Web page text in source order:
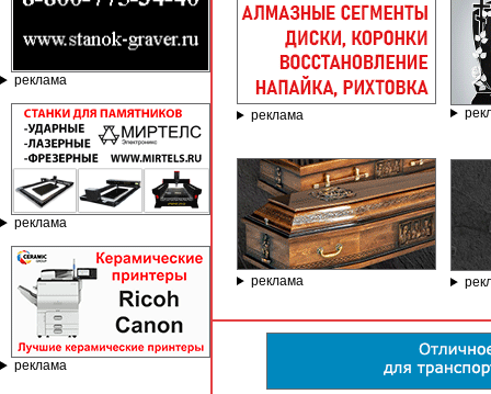
реклама
реклама
реклама
реклама
реклама